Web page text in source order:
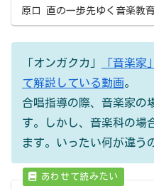
どのような
原口 直の一歩先ゆく音楽教
「オンガクカ」
「音楽家
て解説している動画。
合唱指導の際、音楽家の
す。しかし、音楽科の場
ます。いったい何が違う